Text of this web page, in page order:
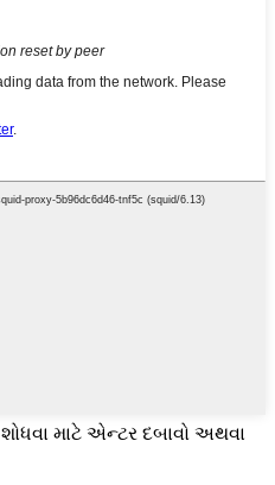
શોધવા માટે એન્ટર દબાવો અથવા